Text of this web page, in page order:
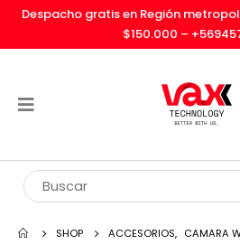
Despacho gratis en Región
$150.000 –
SHOP ACCESORIOS, CAMARA